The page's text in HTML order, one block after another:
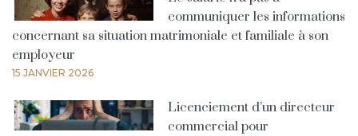
communiquer les informations
concernant sa situation matrimoniale et familiale à son
employeur
15 JANVIER 2026
Licenciement d’un directeur
commercial pour